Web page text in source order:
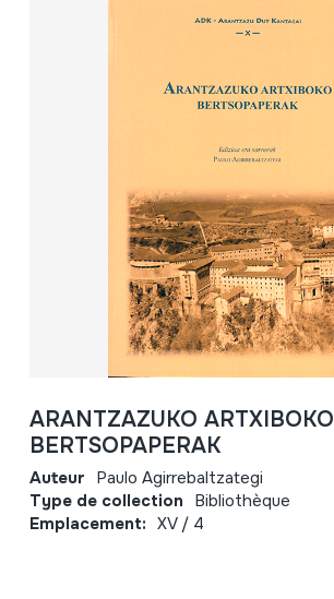
ARANTZAZUKO ARTXIBOKO
BERTSOPAPERAK
Auteur Paulo Agirrebaltzategi
Type de collection Bibliothèque
Emplacement: XV / 4